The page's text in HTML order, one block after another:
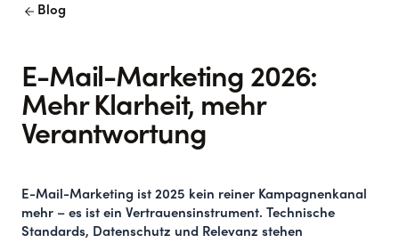
arrow_back Blog
E-Mail-Marketing 2026:
Mehr Klarheit, mehr
Verantwortung
E-Mail-Marketing ist 2025 kein reiner Kampagnenkanal
mehr – es ist ein Vertrauensinstrument. Technische
Standards, Datenschutz und Relevanz stehen